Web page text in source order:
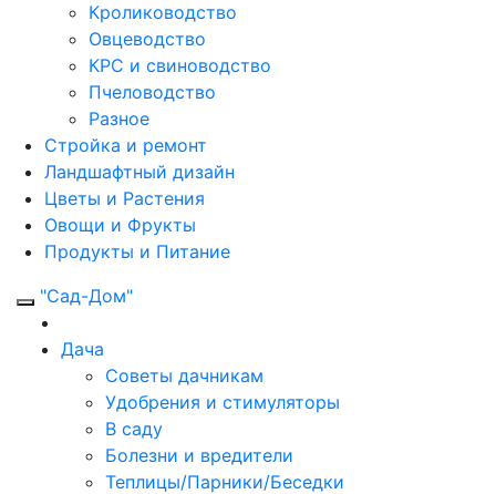
Кролиководство
Овцеводство
КРС и свиноводство
Пчеловодство
Разное
Стройка и ремонт
Ландшафтный дизайн
Цветы и Растения
Овощи и Фрукты
Продукты и Питание
"Сад-Дом"
Дача
Советы дачникам
Удобрения и стимуляторы
В саду
Болезни и вредители
Теплицы/Парники/Беседки